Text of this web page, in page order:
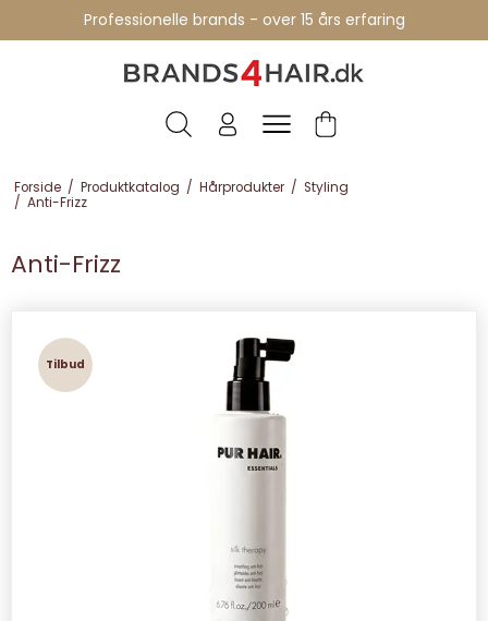
Professionelle brands - over 15 års erfaring
Forside / Produktkatalog / Hårprodukter / Styling
/ Anti-Frizz
Anti-Frizz
Tilbud